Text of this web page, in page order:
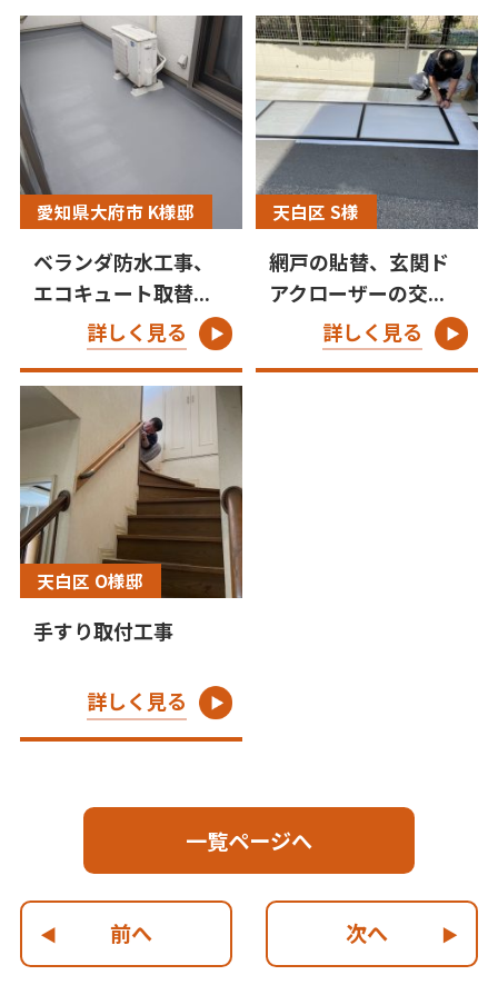
愛知県大府市 K様邸
ベランダ防水工事、
エコキュート取替...
詳しく見る
天白区 S様
網戸の貼替、玄関ド
アクローザーの交...
詳しく見る
天白区 O様邸
手すり取付工事
詳しく見る
前へ
一覧ページへ
次へ